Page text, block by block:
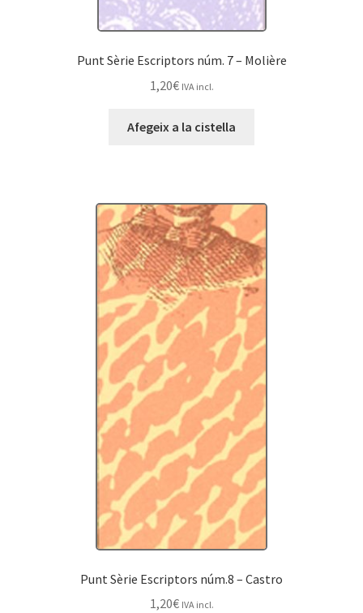
Punt Sèrie Escriptors núm. 7 – Molière
1,20€ IVA incl.
Afegeix a la cistella
Punt Sèrie Escriptors núm.8 – Castro
1,20€ IVA incl.